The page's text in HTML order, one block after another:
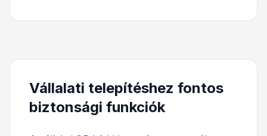
Vállalati telepítéshez fontos
biztonsági funkciók